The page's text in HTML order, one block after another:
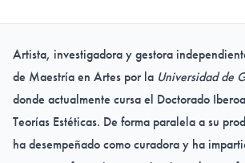
Artista, investigadora y gestora
de Maestría en Artes por la Universidad de
donde actualmente cursa el Doctorado
Teorías Estéticas. De forma paralela a su
ha desempeñado como curadora y ha